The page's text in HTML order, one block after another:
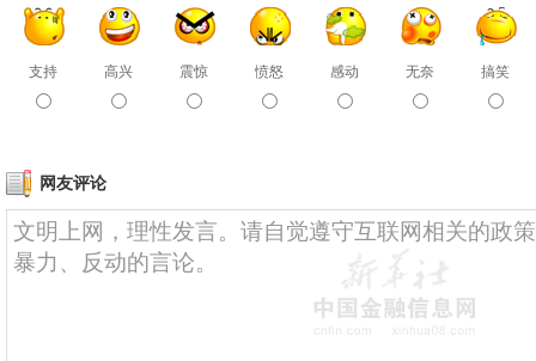
支持 高兴 震惊 愤怒 感动 无奈 搞笑
网友评论